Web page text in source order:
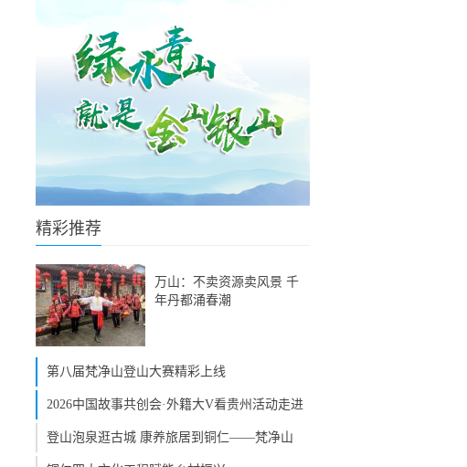
精彩推荐
万山：不卖资源卖风景 千
年丹都涌春潮
第八届梵净山登山大赛精彩上线
2026中国故事共创会·外籍大V看贵州活动走进
登山泡泉逛古城 康养旅居到铜仁——梵净山